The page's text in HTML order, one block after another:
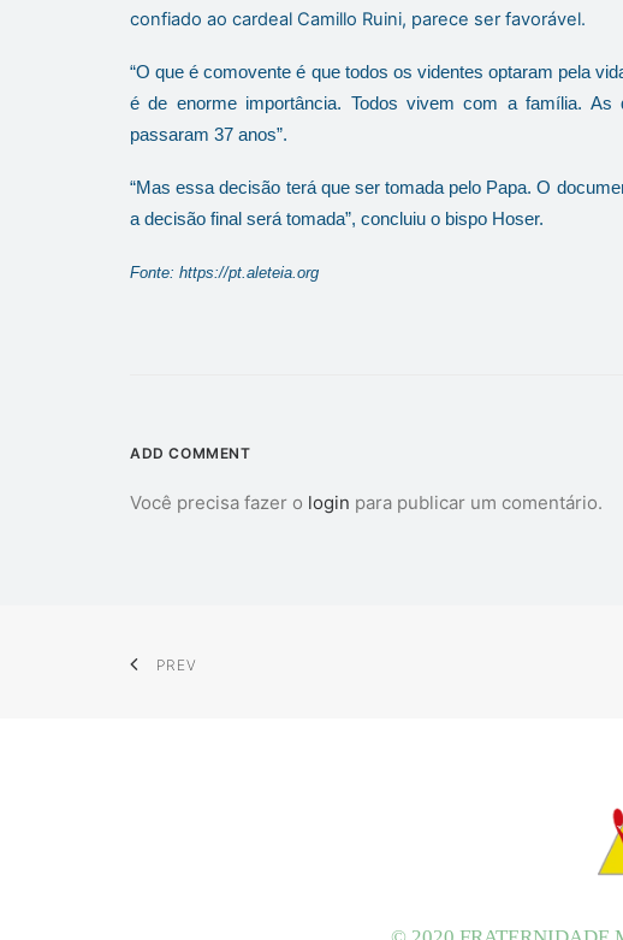
confiado ao cardeal Camillo Ruini, parece ser favorável.
“O que é comovente é que todos os videntes optaram pela
é de enorme importância. Todos vivem com a família.
passaram 37 anos”.
“Mas essa decisão terá que ser tomada pelo Papa. O
a decisão final será tomada”, concluiu o bispo Hoser.
Fonte: https://pt.aleteia.org
ADD COMMENT
Você precisa fazer o login para publicar um comentário.
PREV